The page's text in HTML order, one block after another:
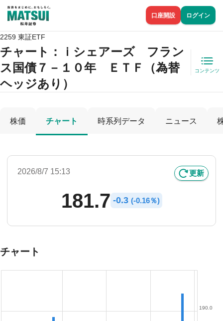
口座開設 ログイン
2259 東証ETF
チャート：
ｉシェアーズ フラン
ス国債７－１０年 ＥＴＦ（為替
ヘッジあり）
コンテンツ
株価 チャート 時系列データ ニュース
2026/8/7 15:13 更新
181.7 -0.3 (-0.16％)
チャート
190.0